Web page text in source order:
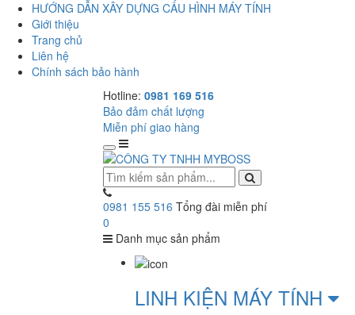
HƯỚNG DẪN XÂY DỰNG CẤU HÌNH MÁY TÍNH
Giới thiệu
Trang chủ
Liên hệ
Chính sách bảo hành
Hotline: 0981 169 516
Bảo đảm chất lượng
Miễn phí giao hàng
0981 155 516 Tổng đài miễn phí
0
Danh mục sản phẩm
LINH KIỆN MÁY TÍNH